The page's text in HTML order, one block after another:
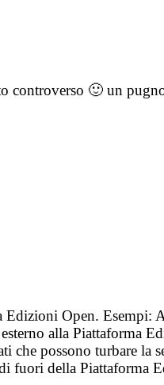
controverso 🙂 un
Open. Esempi:
alla Piattaforma
che possono turbare
fuori della Piattaforma